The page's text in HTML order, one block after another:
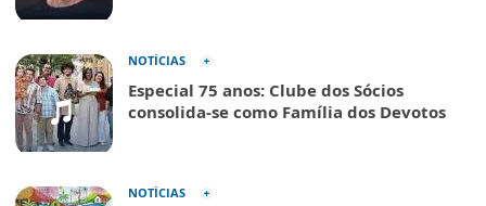
NOTÍCIAS
Especial 75 anos: Clube dos Sócios
consolida-se como Família dos Devotos
NOTÍCIAS